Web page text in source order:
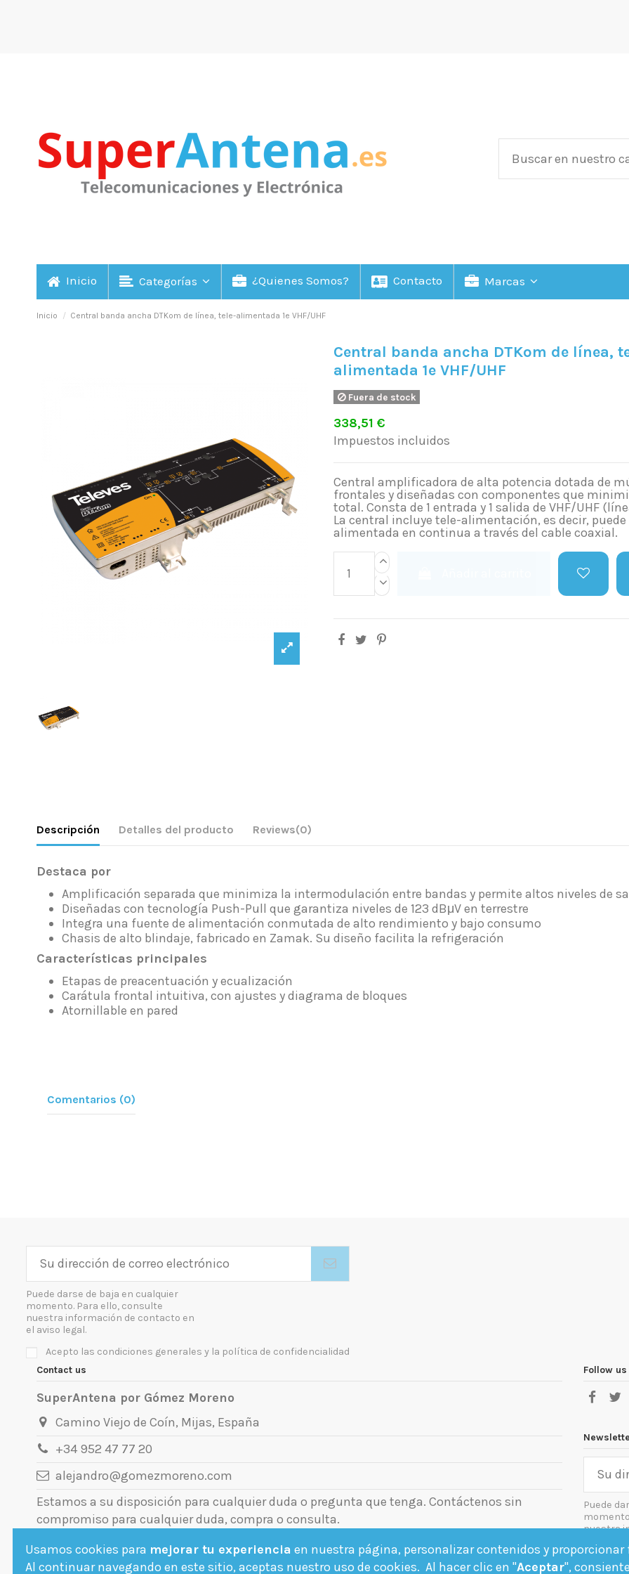
Inicio Categorías ¿Quienes Somos? Contacto Marcas
Inicio Central banda ancha DTKom de línea, tele-alimentada 1e VHF/UHF
Central banda ancha DTKom de línea,
alimentada 1e VHF/UHF
Fuera de stock
338,51 €
Impuestos incluidos
Central amplificadora de alta potencia dotada de
frontales y diseñadas con componentes que
total. Consta de 1 entrada y 1 salida de VHF/UHF
La central incluye tele-alimentación, es decir,
alimentada en continua a través del cable coaxial.
Descripción Detalles del producto Reviews(0)
Destaca por
Amplificación separada que minimiza la intermodulación entre bandas y permite altos niveles de
Diseñadas con tecnología Push-Pull que garantiza niveles de 123 dBμV en terrestre
Integra una fuente de alimentación conmutada de alto rendimiento y bajo consumo
Chasis de alto blindaje, fabricado en Zamak. Su diseño facilita la refrigeración
Características principales
Etapas de preacentuación y ecualización
Carátula frontal intuitiva, con ajustes y diagrama de bloques
Atornillable en pared
Comentarios (0)
Puede darse de baja en cualquier
momento. Para ello, consulte
nuestra información de contacto en
el aviso legal.
Acepto las condiciones generales y la política de confidencialidad
Contact us
SuperAntena por Gómez Moreno
Camino Viejo de Coín, Mijas, España
+34 952 47 77 20
alejandro@gomezmoreno.com
Estamos a su disposición para cualquier duda o pregunta que tenga. Contáctenos sin
compromiso para cualquier duda, compra o consulta.
Follow us
Puede
nuestra
Usamos cookies para mejorar tu experiencia en nuestra página, personalizar contenidos y
Al continuar navegando en este sitio, aceptas nuestro uso de cookies. Al hacer clic en "Aceptar",